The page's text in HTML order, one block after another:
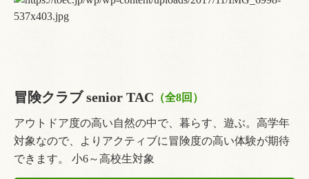
冒険クラブ senior TAC （全8回）
アウトドア度の高い自然の中で、暮らす、遊ぶ。高学年
対象なので、よりアクティブに冒険度の高い体験が期待
できます。 小6～高校生対象